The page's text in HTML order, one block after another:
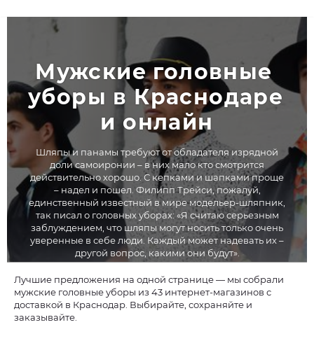
Мужские головные
уборы в Краснодаре
и онлайн
Шляпы и панамы требуют от обладателя изрядной
доли самоиронии – в них мало кто смотрится
действительно хорошо. С кепками и шапками проще
– надел и пошел. Филипп Трейси, пожалуй,
единственный известный в мире модельер-шляпник,
так писал о головных уборах: «Я считаю серьезным
заблуждением, что шляпы могут носить только очень
уверенные в себе люди. Каждый может надевать их –
другой вопрос, какими они будут».
Лучшие предложения на одной странице — мы собрали
мужские головные уборы из 43 интернет-магазинов с
доставкой в Краснодар. Выбирайте, сохраняйте и
заказывайте.